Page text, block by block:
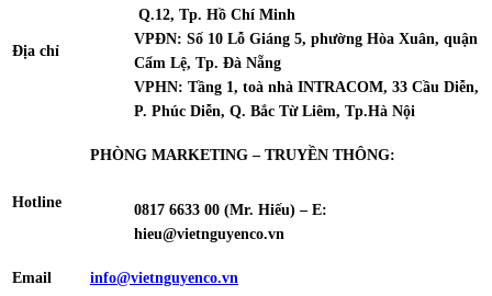
Địa chỉ
Q.12, Tp. Hồ Chí Minh
VPĐN: Số 10 Lỗ Giáng 5, phường Hòa Xuân, quận
Cẩm Lệ, Tp. Đà Nẵng
VPHN: Tầng 1, toà nhà INTRACOM, 33 Cầu Diễn,
P. Phúc Diễn, Q. Bắc Từ Liêm, Tp.Hà Nội
Hotline
PHÒNG MARKETING – TRUYỀN THÔNG:
0817 6633 00 (Mr. Hiếu) – E:
hieu@vietnguyenco.vn
Email
info@vietnguyenco.vn